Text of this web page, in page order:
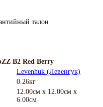
талон
B2 Red Berry
Levenhuk (Левенгук)
0.26кг
12.00см x 12.00см x
6.00см